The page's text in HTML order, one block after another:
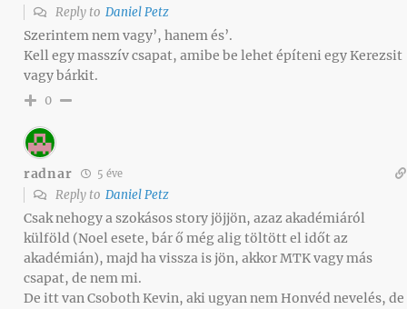
Reply to Daniel Petz
Szerintem nem vagy’, hanem és’.
Kell egy masszív csapat, amibe be lehet építeni egy Kerezsit
vagy bárkit.
0
radnar 5 éve
Reply to Daniel Petz
Csak nehogy a szokásos story jöjjön, azaz akadémiáról
külföld (Noel esete, bár ő még alig töltött el időt az
akadémián), majd ha vissza is jön, akkor MTK vagy más
csapat, de nem mi.
De itt van Csoboth Kevin, aki ugyan nem Honvéd nevelés, de